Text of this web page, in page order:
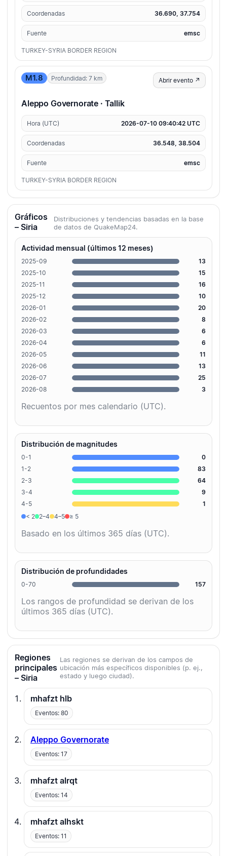
Coordenadas 36.690, 37.754
Fuente emsc
TURKEY-SYRIA BORDER REGION
M1.8 Profundidad: 7 km Abrir evento ↗
Aleppo Governorate · Tallik
Hora (UTC) 2026-07-10 09:40:42 UTC
Coordenadas 36.548, 38.504
Fuente emsc
TURKEY-SYRIA BORDER REGION
Gráficos
– Siria
Distribuciones y tendencias basadas en la base
de datos de QuakeMap24.
Actividad mensual (últimos 12 meses)
2025-09
13
2025-10
15
2025-11
16
2025-12
10
2026-01
20
2026-02
8
2026-03
6
2026-04
6
2026-05
11
2026-06
13
2026-07
25
2026-08
3
Recuentos por mes calendario (UTC).
Distribución de magnitudes
0-1
0
1-2
83
2-3
64
3-4
9
4-5
1
< 2
2–4 4–5 ≥ 5
Basado en los últimos 365 días (UTC).
Distribución de profundidades
0-70 157
Los rangos de profundidad se derivan de los
últimos 365 días (UTC).
Regiones
principales
– Siria
Las regiones se derivan de los campos de
ubicación más específicos disponibles (p. ej.,
estado y luego ciudad).
mhafzt hlb
Eventos: 80
Aleppo Governorate
Eventos: 17
mhafzt alrqt
Eventos: 14
mhafzt alhskt
Eventos: 11